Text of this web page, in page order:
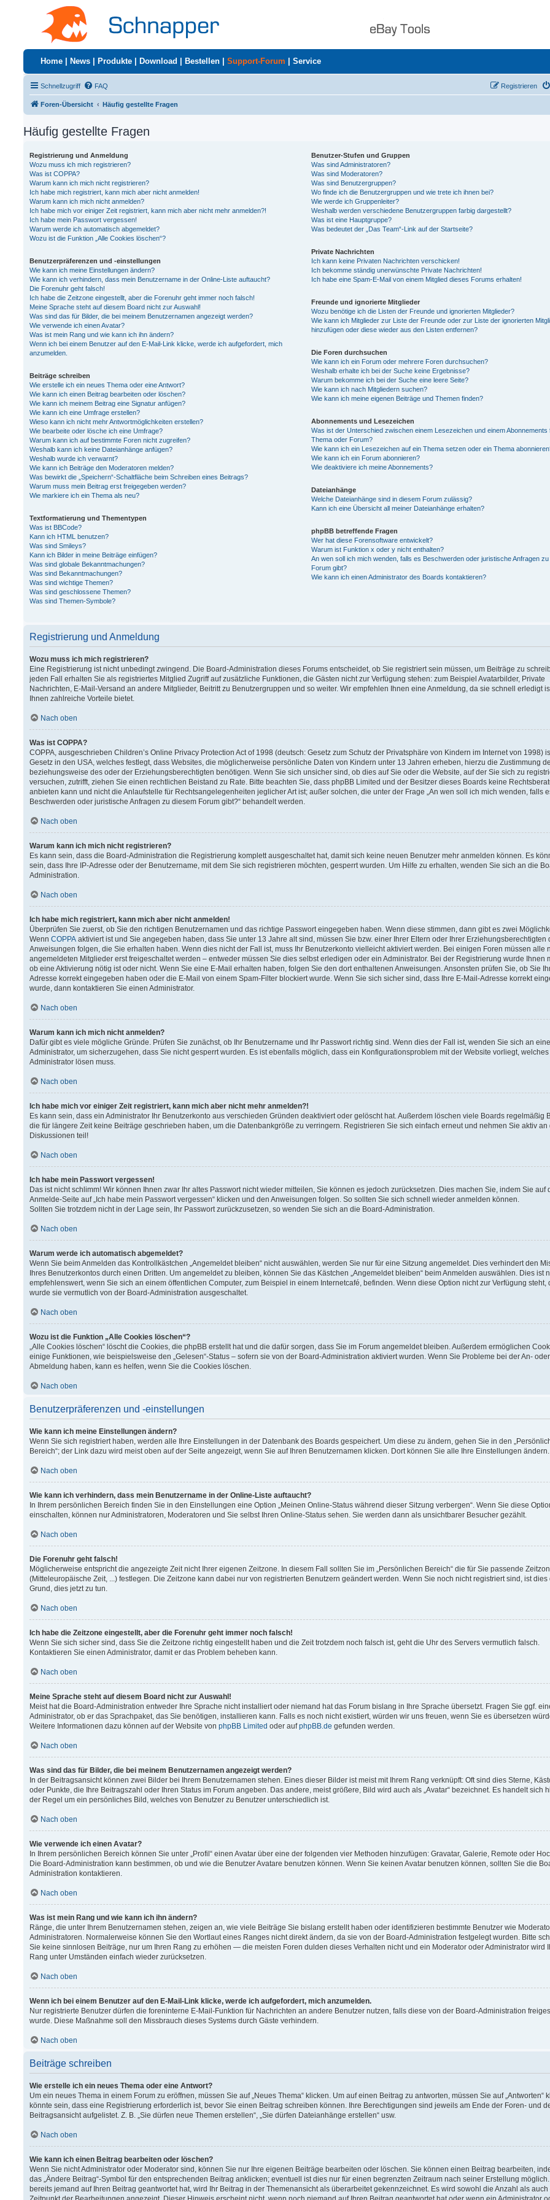
Home News Produkte Download Bestellen Support-Forum Service
Schnellzugriff FAQ Registrieren
Foren-Übersicht Häufig gestellte Fragen
Häufig gestellte Fragen
Registrierung und Anmeldung
Wozu muss ich mich registrieren?
Was ist COPPA?
Warum kann ich mich nicht registrieren?
Ich habe mich registriert, kann mich aber nicht anmelden!
Warum kann ich mich nicht anmelden?
Ich habe mich vor einiger Zeit registriert, kann mich aber nicht mehr anmelden?!
Ich habe mein Passwort vergessen!
Warum werde ich automatisch abgemeldet?
Wozu ist die Funktion „Alle Cookies löschen“?
Benutzerpräferenzen und -einstellungen
Wie kann ich meine Einstellungen ändern?
Wie kann ich verhindern, dass mein Benutzername in der Online-Liste auftaucht?
Die Forenuhr geht falsch!
Ich habe die Zeitzone eingestellt, aber die Forenuhr geht immer noch falsch!
Meine Sprache steht auf diesem Board nicht zur Auswahl!
Was sind das für Bilder, die bei meinem Benutzernamen angezeigt werden?
Wie verwende ich einen Avatar?
Was ist mein Rang und wie kann ich ihn ändern?
Wenn ich bei einem Benutzer auf den E-Mail-Link klicke, werde ich aufgefordert, mich
anzumelden.
Beiträge schreiben
Wie erstelle ich ein neues Thema oder eine Antwort?
Wie kann ich einen Beitrag bearbeiten oder löschen?
Wie kann ich meinem Beitrag eine Signatur anfügen?
Wie kann ich eine Umfrage erstellen?
Wieso kann ich nicht mehr Antwortmöglichkeiten erstellen?
Wie bearbeite oder lösche ich eine Umfrage?
Warum kann ich auf bestimmte Foren nicht zugreifen?
Weshalb kann ich keine Dateianhänge anfügen?
Weshalb wurde ich verwarnt?
Wie kann ich Beiträge den Moderatoren melden?
Was bewirkt die „Speichern“-Schaltfläche beim Schreiben eines Beitrags?
Warum muss mein Beitrag erst freigegeben werden?
Wie markiere ich ein Thema als neu?
Textformatierung und Thementypen
Was ist BBCode?
Kann ich HTML benutzen?
Was sind Smileys?
Kann ich Bilder in meine Beiträge einfügen?
Was sind globale Bekanntmachungen?
Was sind Bekanntmachungen?
Was sind wichtige Themen?
Was sind geschlossene Themen?
Was sind Themen-Symbole?
Benutzer-Stufen und Gruppen
Was sind Administratoren?
Was sind Moderatoren?
Was sind Benutzergruppen?
Wo finde ich die Benutzergruppen und wie trete ich ihnen bei?
Wie werde ich Gruppenleiter?
Weshalb werden verschiedene Benutzergruppen farbig dargestellt?
Was ist eine Hauptgruppe?
Was bedeutet der „Das Team“-Link auf der Startseite?
Private Nachrichten
Ich kann keine Privaten Nachrichten verschicken!
Ich bekomme ständig unerwünschte Private Nachrichten!
Ich habe eine Spam-E-Mail von einem Mitglied dieses Forums erhalten!
Freunde und ignorierte Mitglieder
Wozu benötige ich die Listen der Freunde und ignorierten Mitglieder?
Wie kann ich Mitglieder zur Liste der Freunde oder zur Liste der ignorierten
hinzufügen oder diese wieder aus den Listen entfernen?
Die Foren durchsuchen
Wie kann ich ein Forum oder mehrere Foren durchsuchen?
Weshalb erhalte ich bei der Suche keine Ergebnisse?
Warum bekomme ich bei der Suche eine leere Seite?
Wie kann ich nach Mitgliedern suchen?
Wie kann ich meine eigenen Beiträge und Themen finden?
Abonnements und Lesezeichen
Was ist der Unterschied zwischen einem Lesezeichen und einem Abonnements
Thema oder Forum?
Wie kann ich ein Lesezeichen auf ein Thema setzen oder ein Thema
Wie kann ich ein Forum abonnieren?
Wie deaktiviere ich meine Abonnements?
Dateianhänge
Welche Dateianhänge sind in diesem Forum zulässig?
Kann ich eine Übersicht all meiner Dateianhänge erhalten?
phpBB betreffende Fragen
Wer hat diese Forensoftware entwickelt?
Warum ist Funktion x oder y nicht enthalten?
An wen soll ich mich wenden, falls es Beschwerden oder juristische Anfragen
Forum gibt?
Wie kann ich einen Administrator des Boards kontaktieren?
Registrierung und Anmeldung
Wozu muss ich mich registrieren?
Eine Registrierung ist nicht unbedingt zwingend. Die Board-Administration dieses Forums entscheidet, ob Sie registriert sein müssen, um Beiträge zu
jeden Fall erhalten Sie als registriertes Mitglied Zugriff auf zusätzliche Funktionen, die Gästen nicht zur Verfügung stehen: zum Beispiel Avatarbilder, Private
Nachrichten, E-Mail-Versand an andere Mitglieder, Beitritt zu Benutzergruppen und so weiter. Wir empfehlen Ihnen eine Anmeldung, da sie schnell erledigt
Ihnen zahlreiche Vorteile bietet.
Nach oben
Was ist COPPA?
COPPA, ausgeschrieben Children’s Online Privacy Protection Act of 1998 (deutsch: Gesetz zum Schutz der Privatsphäre von Kindern im Internet von 1998)
Gesetz in den USA, welches festlegt, dass Websites, die möglicherweise persönliche Daten von Kindern unter 13 Jahren erheben, hierzu die Zustimmung
beziehungsweise des oder der Erziehungsberechtigten benötigen. Wenn Sie sich unsicher sind, ob dies auf Sie oder die Website, auf der Sie sich zu
versuchen, zutrifft, ziehen Sie einen rechtlichen Beistand zu Rate. Bitte beachten Sie, dass phpBB Limited und der Besitzer dieses Boards keine
anbieten kann und nicht die Anlaufstelle für Rechtsangelegenheiten jeglicher Art ist; außer solchen, die unter der Frage „An wen soll ich mich wenden, falls
Beschwerden oder juristische Anfragen zu diesem Forum gibt?“ behandelt werden.
Nach oben
Warum kann ich mich nicht registrieren?
Es kann sein, dass die Board-Administration die Registrierung komplett ausgeschaltet hat, damit sich keine neuen Benutzer mehr anmelden können. Es
sein, dass Ihre IP-Adresse oder der Benutzername, mit dem Sie sich registrieren möchten, gesperrt wurden. Um Hilfe zu erhalten, wenden Sie sich an die
Administration.
Nach oben
Ich habe mich registriert, kann mich aber nicht anmelden!
Überprüfen Sie zuerst, ob Sie den richtigen Benutzernamen und das richtige Passwort eingegeben haben. Wenn diese stimmen, dann gibt es zwei
Wenn COPPA aktiviert ist und Sie angegeben haben, dass Sie unter 13 Jahre alt sind, müssen Sie bzw. einer Ihrer Eltern oder Ihrer Erziehungsberechtigten
Anweisungen folgen, die Sie erhalten haben. Wenn dies nicht der Fall ist, muss Ihr Benutzerkonto vielleicht aktiviert werden. Bei einigen Foren müssen alle
angemeldeten Mitglieder erst freigeschaltet werden – entweder müssen Sie dies selbst erledigen oder ein Administrator. Bei der Registrierung wurde Ihnen
ob eine Aktivierung nötig ist oder nicht. Wenn Sie eine E-Mail erhalten haben, folgen Sie den dort enthaltenen Anweisungen. Ansonsten prüfen Sie, ob Sie
Adresse korrekt eingegeben haben oder die E-Mail von einem Spam-Filter blockiert wurde. Wenn Sie sich sicher sind, dass Ihre E-Mail-Adresse korrekt
wurde, dann kontaktieren Sie einen Administrator.
Nach oben
Warum kann ich mich nicht anmelden?
Dafür gibt es viele mögliche Gründe. Prüfen Sie zunächst, ob Ihr Benutzername und Ihr Passwort richtig sind. Wenn dies der Fall ist, wenden Sie sich an
Administrator, um sicherzugehen, dass Sie nicht gesperrt wurden. Es ist ebenfalls möglich, dass ein Konfigurationsproblem mit der Website vorliegt, welches
Administrator lösen muss.
Nach oben
Ich habe mich vor einiger Zeit registriert, kann mich aber nicht mehr anmelden?!
Es kann sein, dass ein Administrator Ihr Benutzerkonto aus verschieden Gründen deaktiviert oder gelöscht hat. Außerdem löschen viele Boards regelmäßig
die für längere Zeit keine Beiträge geschrieben haben, um die Datenbankgröße zu verringern. Registrieren Sie sich einfach erneut und nehmen Sie aktiv an
Diskussionen teil!
Nach oben
Ich habe mein Passwort vergessen!
Das ist nicht schlimm! Wir können Ihnen zwar Ihr altes Passwort nicht wieder mitteilen, Sie können es jedoch zurücksetzen. Dies machen Sie, indem Sie auf
Anmelde-Seite auf „Ich habe mein Passwort vergessen“ klicken und den Anweisungen folgen. So sollten Sie sich schnell wieder anmelden können.
Sollten Sie trotzdem nicht in der Lage sein, Ihr Passwort zurückzusetzen, so wenden Sie sich an die Board-Administration.
Nach oben
Warum werde ich automatisch abgemeldet?
Wenn Sie beim Anmelden das Kontrollkästchen „Angemeldet bleiben“ nicht auswählen, werden Sie nur für eine Sitzung angemeldet. Dies verhindert den
Ihres Benutzerkontos durch einen Dritten. Um angemeldet zu bleiben, können Sie das Kästchen „Angemeldet bleiben“ beim Anmelden auswählen. Dies ist
empfehlenswert, wenn Sie sich an einem öffentlichen Computer, zum Beispiel in einem Internetcafé, befinden. Wenn diese Option nicht zur Verfügung steht,
wurde sie vermutlich von der Board-Administration ausgeschaltet.
Nach oben
Wozu ist die Funktion „Alle Cookies löschen“?
„Alle Cookies löschen“ löscht die Cookies, die phpBB erstellt hat und die dafür sorgen, dass Sie im Forum angemeldet bleiben. Außerdem ermöglichen
einige Funktionen, wie beispielsweise den „Gelesen“-Status – sofern sie von der Board-Administration aktiviert wurden. Wenn Sie Probleme bei der An- oder
Abmeldung haben, kann es helfen, wenn Sie die Cookies löschen.
Nach oben
Benutzerpräferenzen und -einstellungen
Wie kann ich meine Einstellungen ändern?
Wenn Sie sich registriert haben, werden alle Ihre Einstellungen in der Datenbank des Boards gespeichert. Um diese zu ändern, gehen Sie in den
Bereich“; der Link dazu wird meist oben auf der Seite angezeigt, wenn Sie auf Ihren Benutzernamen klicken. Dort können Sie alle Ihre Einstellungen ändern.
Nach oben
Wie kann ich verhindern, dass mein Benutzername in der Online-Liste auftaucht?
In Ihrem persönlichen Bereich finden Sie in den Einstellungen eine Option „Meinen Online-Status während dieser Sitzung verbergen“. Wenn Sie diese
einschalten, können nur Administratoren, Moderatoren und Sie selbst Ihren Online-Status sehen. Sie werden dann als unsichtbarer Besucher gezählt.
Nach oben
Die Forenuhr geht falsch!
Möglicherweise entspricht die angezeigte Zeit nicht Ihrer eigenen Zeitzone. In diesem Fall sollten Sie im „Persönlichen Bereich“ die für Sie passende
(Mitteleuropäische Zeit, ...) festlegen. Die Zeitzone kann dabei nur von registrierten Benutzern geändert werden. Wenn Sie noch nicht registriert sind, ist dies
Grund, dies jetzt zu tun.
Nach oben
Ich habe die Zeitzone eingestellt, aber die Forenuhr geht immer noch falsch!
Wenn Sie sich sicher sind, dass Sie die Zeitzone richtig eingestellt haben und die Zeit trotzdem noch falsch ist, geht die Uhr des Servers vermutlich falsch.
Kontaktieren Sie einen Administrator, damit er das Problem beheben kann.
Nach oben
Meine Sprache steht auf diesem Board nicht zur Auswahl!
Meist hat die Board-Administration entweder Ihre Sprache nicht installiert oder niemand hat das Forum bislang in Ihre Sprache übersetzt. Fragen Sie ggf.
Administrator, ob er das Sprachpaket, das Sie benötigen, installieren kann. Falls es noch nicht existiert, würden wir uns freuen, wenn Sie es übersetzen
Weitere Informationen dazu können auf der Website von phpBB Limited oder aufphpBB.de gefunden werden.
Nach oben
Was sind das für Bilder, die bei meinem Benutzernamen angezeigt werden?
In der Beitragsansicht können zwei Bilder bei Ihrem Benutzernamen stehen. Eines dieser Bilder ist meist mit Ihrem Rang verknüpft: Oft sind dies Sterne,
oder Punkte, die Ihre Beitragszahl oder Ihren Status im Forum angeben. Das andere, meist größere, Bild wird auch als „Avatar“ bezeichnet. Es handelt sich
der Regel um ein persönliches Bild, welches von Benutzer zu Benutzer unterschiedlich ist.
Nach oben
Wie verwende ich einen Avatar?
In Ihrem persönlichen Bereich können Sie unter „Profil“ einen Avatar über eine der folgenden vier Methoden hinzufügen: Gravatar, Galerie, Remote oder
Die Board-Administration kann bestimmen, ob und wie die Benutzer Avatare benutzen können. Wenn Sie keinen Avatar benutzen können, sollten Sie die
Administration kontaktieren.
Nach oben
Was ist mein Rang und wie kann ich ihn ändern?
Ränge, die unter Ihrem Benutzernamen stehen, zeigen an, wie viele Beiträge Sie bislang erstellt haben oder identifizieren bestimmte Benutzer wie
Administratoren. Normalerweise können Sie den Wortlaut eines Ranges nicht direkt ändern, da sie von der Board-Administration festgelegt wurden. Bitte
Sie keine sinnlosen Beiträge, nur um Ihren Rang zu erhöhen — die meisten Foren dulden dieses Verhalten nicht und ein Moderator oder Administrator wird
Rang unter Umständen einfach wieder zurücksetzen.
Nach oben
Wenn ich bei einem Benutzer auf den E-Mail-Link klicke, werde ich aufgefordert, mich anzumelden.
Nur registrierte Benutzer dürfen die foreninterne E-Mail-Funktion für Nachrichten an andere Benutzer nutzen, falls diese von der Board-Administration
wurde. Diese Maßnahme soll den Missbrauch dieses Systems durch Gäste verhindern.
Nach oben
Beiträge schreiben
Wie erstelle ich ein neues Thema oder eine Antwort?
Um ein neues Thema in einem Forum zu eröffnen, müssen Sie auf „Neues Thema“ klicken. Um auf einen Beitrag zu antworten, müssen Sie auf „Antworten“
könnte sein, dass eine Registrierung erforderlich ist, bevor Sie einen Beitrag schreiben können. Ihre Berechtigungen sind jeweils am Ende der Foren- und
Beitragsansicht aufgelistet. Z. B. „Sie dürfen neue Themen erstellen“, „Sie dürfen Dateianhänge erstellen“ usw.
Nach oben
Wie kann ich einen Beitrag bearbeiten oder löschen?
Wenn Sie nicht Administrator oder Moderator sind, können Sie nur Ihre eigenen Beiträge bearbeiten oder löschen. Sie können einen Beitrag bearbeiten,
das „Ändere Beitrag“-Symbol für den entsprechenden Beitrag anklicken; eventuell ist dies nur für einen begrenzten Zeitraum nach seiner Erstellung
bereits jemand auf Ihren Beitrag geantwortet hat, wird Ihr Beitrag in der Themenansicht als überarbeitet gekennzeichnet. Es wird sowohl die Anzahl als auch